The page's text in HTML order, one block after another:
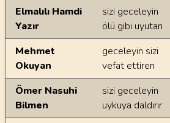
Elmalılı Hamdi
Yazır
sizi geceleyin
ölü gibi uyutan
Mehmet
Okuyan
geceleyin sizi
vefat ettiren
Ömer Nasuhi
Bilmen
sizi geceleyin
uykuya daldırır